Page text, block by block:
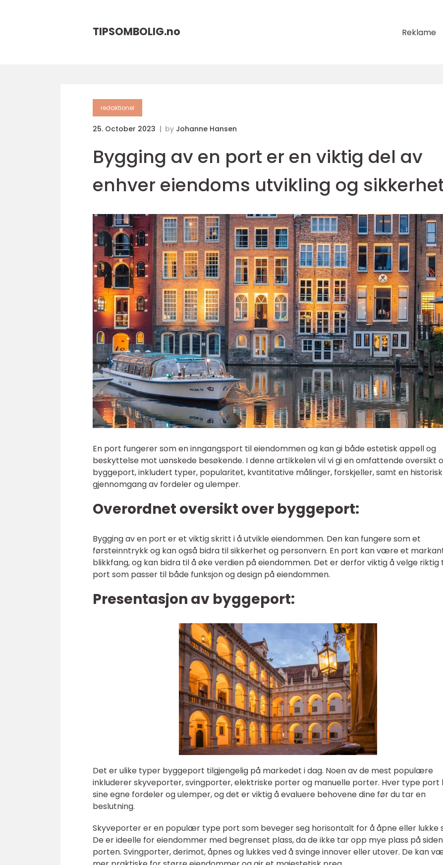
TIPSOMBOLIG.no Reklame
redaktionel
25. October 2023 by Johanne Hansen
Bygging av en port er en viktig del av
enhver eiendoms utvikling og
En port fungerer som en inngangsport til eiendommen og kan gi både estetisk appell og
beskyttelse mot uønskede besøkende. I denne artikkelen vil vi gi en omfattende oversikt
byggeport, inkludert typer, popularitet, kvantitative målinger, forskjeller, samt en historisk
gjennomgang av fordeler og ulemper.
Overordnet oversikt over byggeport:
Bygging av en port er et viktig skritt i å utvikle eiendommen. Den kan fungere som et
førsteinntrykk og kan også bidra til sikkerhet og personvern. En port kan være et
blikkfang, og kan bidra til å øke verdien på eiendommen. Det er derfor viktig å velge riktig
port som passer til både funksjon og design på eiendommen.
Presentasjon av byggeport:
Det er ulike typer byggeport tilgjengelig på markedet i dag. Noen av de mest populære
inkluderer skyveporter, svingporter, elektriske porter og manuelle porter. Hver type port
sine egne fordeler og ulemper, og det er viktig å evaluere behovene dine før du tar en
beslutning.
Skyveporter er en populær type port som beveger seg horisontalt for å åpne eller lukke
De er ideelle for eiendommer med begrenset plass, da de ikke tar opp mye plass på
porten. Svingporter, derimot, åpnes og lukkes ved å svinge innover eller utover. De kan